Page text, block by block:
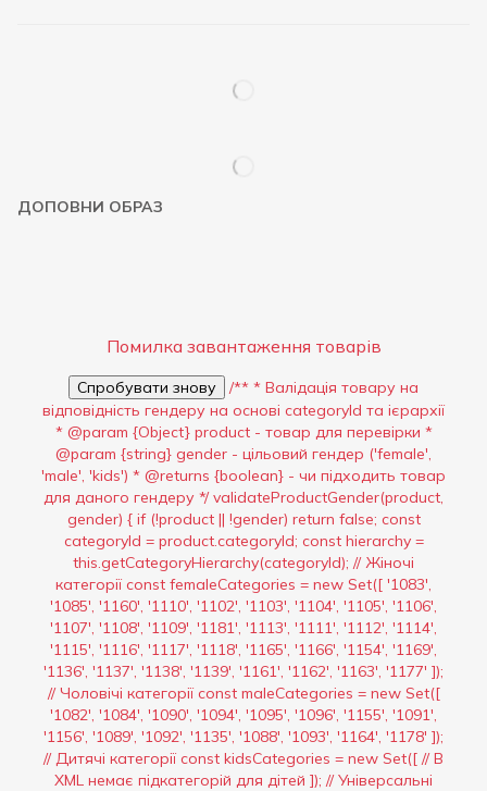
ДОПОВНИ ОБРАЗ
Помилка завантаження товарів
Спробувати знову
/** * Валідація товару на
відповідність гендеру на основі categoryId та ієрархії
* @param {Object} product - товар для перевірки *
@param {string} gender - цільовий гендер ('female',
'male', 'kids') * @returns {boolean} - чи підходить товар
для даного гендеру */ validateProductGender(product,
gender) { if (!product || !gender) return false; const
categoryId = product.categoryId; const hierarchy =
this.getCategoryHierarchy(categoryId); // Жіночі
категорії const femaleCategories = new Set([ '1083',
'1085', '1160', '1110', '1102', '1103', '1104', '1105', '1106',
'1107', '1108', '1109', '1181', '1113', '1111', '1112', '1114',
'1115', '1116', '1117', '1118', '1165', '1166', '1154', '1169',
'1136', '1137', '1138', '1139', '1161', '1162', '1163', '1177' ]);
// Чоловічі категорії const maleCategories = new Set([
'1082', '1084', '1090', '1094', '1095', '1096', '1155', '1091',
'1156', '1089', '1092', '1135', '1088', '1093', '1164', '1178' ]);
// Дитячі категорії const kidsCategories = new Set([ // В
XML немає підкатегорій для дітей ]); // Універсальні